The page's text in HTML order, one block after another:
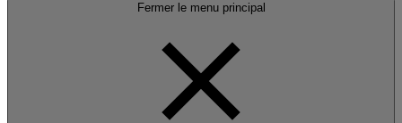
Fermer le menu principal